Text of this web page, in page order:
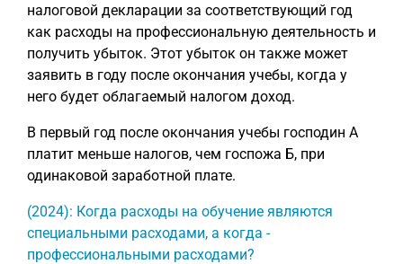
налоговой декларации за соответствующий год
как расходы на профессиональную деятельность и
получить убыток. Этот убыток он также может
заявить в году после окончания учебы, когда у
него будет облагаемый налогом доход.
В первый год после окончания учебы господин А
платит меньше налогов, чем госпожа Б, при
одинаковой заработной плате.
(2024): Когда расходы на обучение являются
специальными расходами, а когда -
профессиональными расходами?